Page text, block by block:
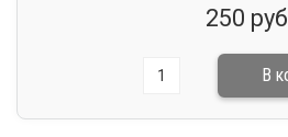
250 руб